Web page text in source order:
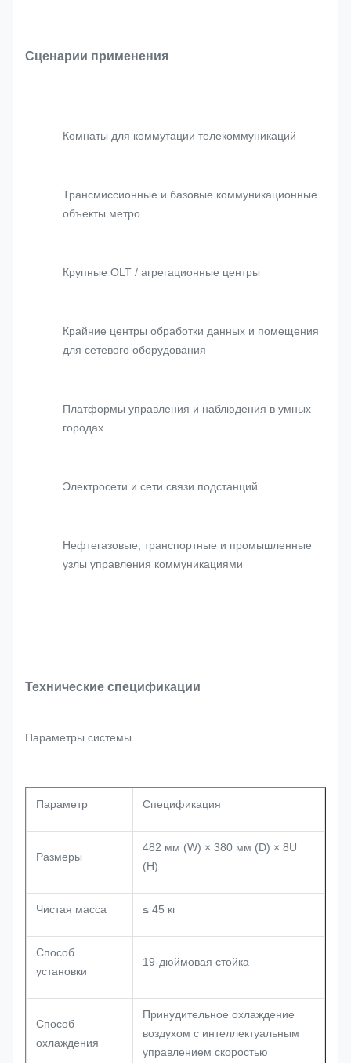
Сценарии применения
Комнаты для коммутации телекоммуникаций
Трансмиссионные и базовые коммуникационные
объекты метро
Крупные OLT / агрегационные центры
Крайние центры обработки данных и помещения
для сетевого оборудования
Платформы управления и наблюдения в умных
городах
Электросети и сети связи подстанций
Нефтегазовые, транспортные и промышленные
узлы управления коммуникациями
Технические спецификации
Параметры системы
Параметр Спецификация
Размеры
482 мм (W) × 380 мм (D) × 8U
(H)
Чистая масса ≤ 45 кг
Способ
установки
19-дюймовая стойка
Способ
охлаждения
Принудительное охлаждение
воздухом с интеллектуальным
управлением скоростью